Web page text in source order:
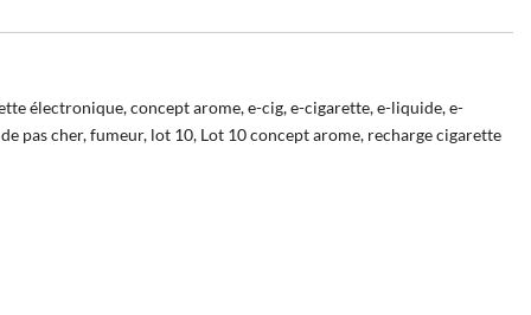
électronique,concept arome,e-cig,e-cigarette,e-liquide,e-
pas cher,fumeur, lot 10, Lot 10 concept arome, recharge cigarette